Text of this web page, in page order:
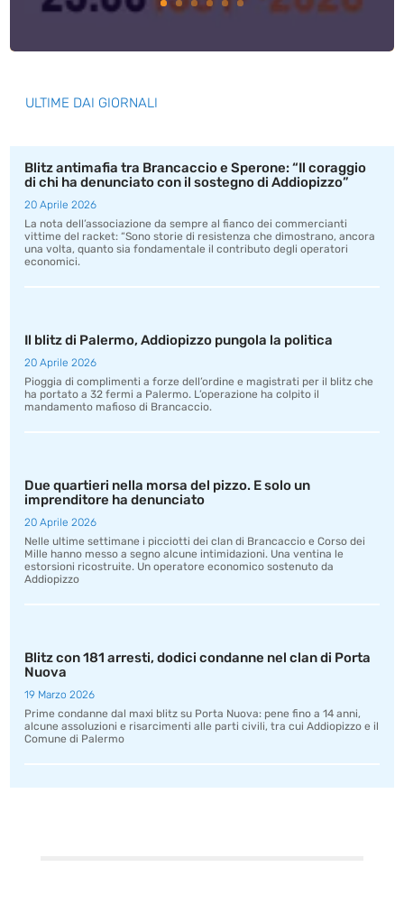
ULTIME DAI GIORNALI
Blitz antimafia tra Brancaccio e Sperone: “Il coraggio
di chi ha denunciato con il sostegno di Addiopizzo”
20 Aprile 2026
La nota dell’associazione da sempre al fianco dei commercianti
vittime del racket: “Sono storie di resistenza che dimostrano, ancora
una volta, quanto sia fondamentale il contributo degli operatori
economici.
Il blitz di Palermo, Addiopizzo pungola la politica
20 Aprile 2026
Pioggia di complimenti a forze dell’ordine e magistrati per il blitz che
ha portato a 32 fermi a Palermo. L’operazione ha colpito il
mandamento mafioso di Brancaccio.
Due quartieri nella morsa del pizzo. E solo un
imprenditore ha denunciato
20 Aprile 2026
Nelle ultime settimane i picciotti dei clan di Brancaccio e Corso dei
Mille hanno messo a segno alcune intimidazioni. Una ventina le
estorsioni ricostruite. Un operatore economico sostenuto da
Addiopizzo
Blitz con 181 arresti, dodici condanne nel clan di Porta
Nuova
19 Marzo 2026
Prime condanne dal maxi blitz su Porta Nuova: pene fino a 14 anni,
alcune assoluzioni e risarcimenti alle parti civili, tra cui Addiopizzo e il
Comune di Palermo